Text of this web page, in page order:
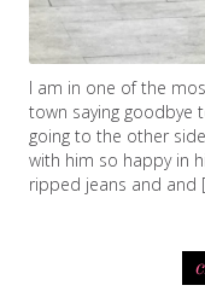
I am in one of the
town saying goodbye
going to the other
with him so happy in
ripped jeans and and